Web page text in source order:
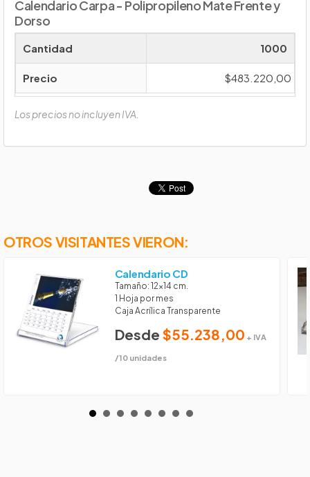
Calendario Carpa - Polipropileno Mate Frente y
Dorso
Cantidad 1000
Precio $483.220,00
Los precios no incluyen IVA.
OTROS VISITANTES VIERON:
Calendario CD
Tamaño: 12x14 cm.
1 Hoja por mes
Caja Acrílica Transparente
Desde $55.238,00 + IVA
/10 unidades